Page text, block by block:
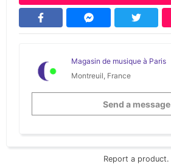
Magasin de musique à Paris
Montreuil, France
Send a message
Report a product.